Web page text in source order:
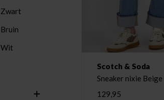
Zwart
Bruin
Wit
Scotch & Soda
Sneaker nixie Beige
129,95